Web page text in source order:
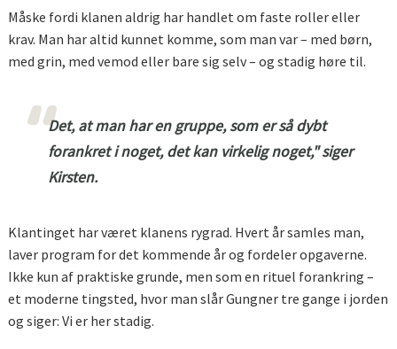
Måske fordi klanen aldrig har handlet om faste roller eller
krav. Man har altid kunnet komme, som man var – med børn,
med grin, med vemod eller bare sig selv – og stadig høre til.
Det, at man har en gruppe, som er så dybt
forankret i noget, det kan virkelig noget," siger
Kirsten.
Klantinget har været klanens rygrad. Hvert år samles man,
laver program for det kommende år og fordeler opgaverne.
Ikke kun af praktiske grunde, men som en rituel forankring –
et moderne tingsted, hvor man slår Gungner tre gange i jorden
og siger: Vi er her stadig.